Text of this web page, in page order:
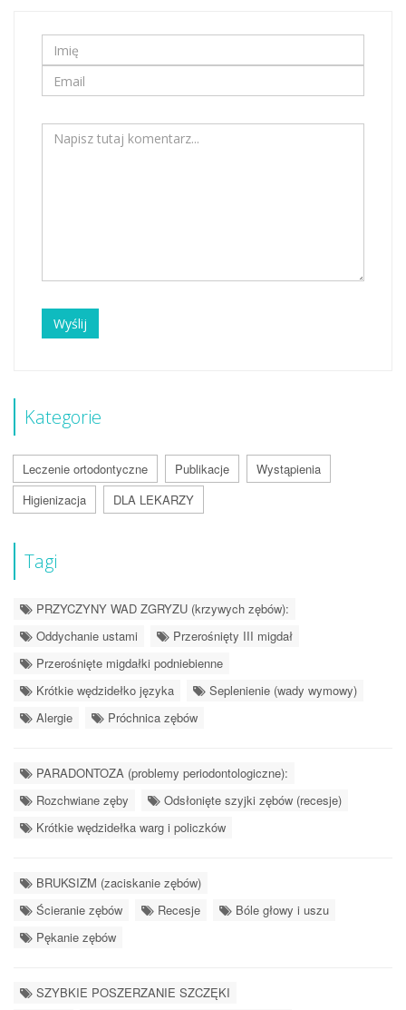
Wyślij
Kategorie
Leczenie ortodontyczne Publikacje
Wystąpienia
Higienizacja
DLA LEKARZY
Tagi
PRZYCZYNY WAD ZGRYZU (krzywych zębów):
Oddychanie ustami
Przerośnięty III migdał
Przerośnięte migdałki podniebienne
Krótkie wędzidełko języka
Seplenienie (wady wymowy)
Alergie
Próchnica zębów
PARADONTOZA (problemy periodontologiczne):
Rozchwiane zęby
Odsłonięte szyjki zębów (recesje)
Krótkie wędzidełka warg i policzków
BRUKSIZM (zaciskanie zębów)
Ścieranie zębów
Recesje
Bóle głowy i uszu
Pękanie zębów
SZYBKIE POSZERZANIE SZCZĘKI